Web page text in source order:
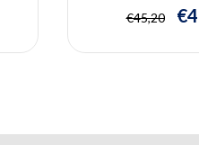
Rodrigues de
€45,20